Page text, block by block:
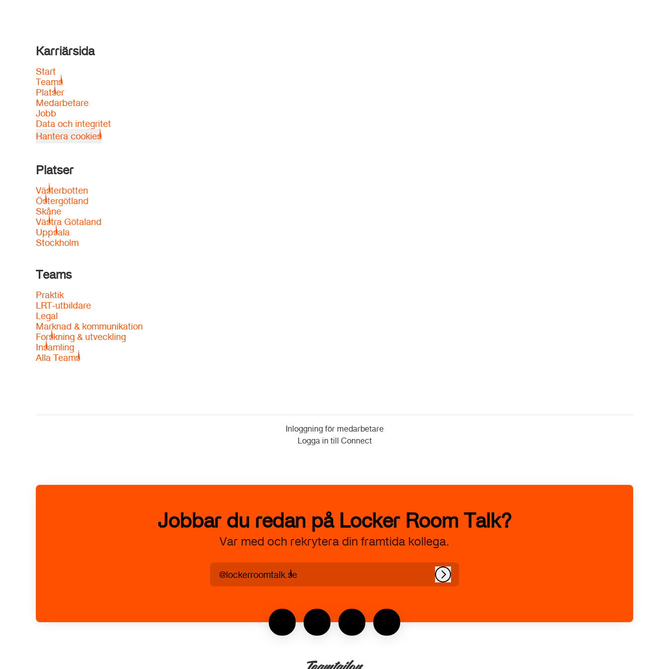
Karriärsida
Start
Teams
Platser
Medarbetare
Jobb
Data och integritet
Hantera cookies
Platser
Västerbotten
Östergötland
Skåne
Västra Götaland
Uppsala
Stockholm
Teams
Praktik
LRT-utbildare
Legal
Marknad & kommunikation
Forskning & utveckling
Insamling
Alla Teams
Inloggning för medarbetare
Logga in till Connect
Jobbar du redan på Locker Room Talk?
Var med och rekrytera din framtida kollega.
@lockerroomtalk.se Logga in